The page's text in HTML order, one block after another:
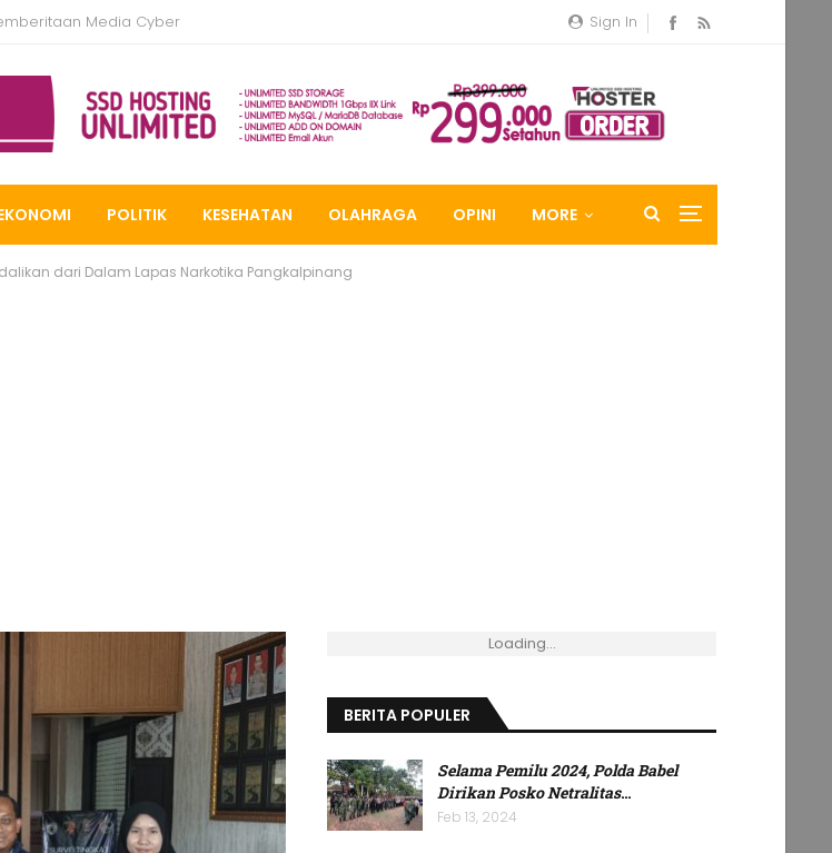
Sign In
Media Cyber
POLITIK KESEHATAN OLAHRAGA OPINI MORE
dari Dalam Lapas Narkotika Pangkalpinang
Loading...
BERITA POPULER
Selama Pemilu 2024, Polda Babel
Dirikan Posko Netralitas…
Feb 13, 2024